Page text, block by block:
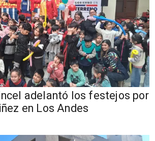
adelantó los festejos por
en Los Andes